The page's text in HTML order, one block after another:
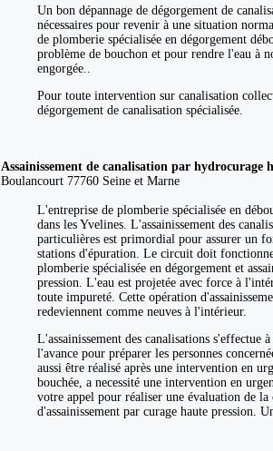
Un bon dépannage de dégorgement de
nécessaires pour revenir à une situation
de plomberie spécialisée en dégorgement
problème de bouchon et pour rendre l'eau à
engorgée..
Pour toute intervention sur canalisation
dégorgement de canalisation spécialisée.
Assainissement de canalisation par hydrocurage
Boulancourt 77760 Seine et Marne
L'entreprise de plomberie spécialisée en
dans les Yvelines. L'assainissement des
particulières est primordial pour assurer un
stations d'épuration. Le circuit doit
plomberie spécialisée en dégorgement et
pression. L'eau est projetée avec force à
toute impureté. Cette opération
redeviennent comme neuves à l'intérieur.
L'assainissement des canalisations
l'avance pour préparer les personnes
aussi être réalisé après une intervention en
bouchée, a necessité une intervention en
votre appel pour réaliser une évaluation de
d'assainissement par curage haute pression.